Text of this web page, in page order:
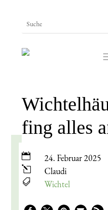
fing alles
 24. Februar 2025
l Claudi
 Wichtel